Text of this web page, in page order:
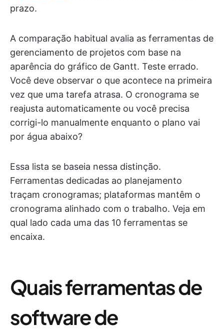
prazo.
A comparação habitual avalia as ferramentas de
gerenciamento de projetos com base na
aparência do gráfico de Gantt. Teste errado.
Você deve observar o que acontece na primeira
vez que uma tarefa atrasa. O cronograma se
reajusta automaticamente ou você precisa
corrigi-lo manualmente enquanto o plano vai
por água abaixo?
Essa lista se baseia nessa distinção.
Ferramentas dedicadas ao planejamento
traçam cronogramas; plataformas mantêm o
cronograma alinhado com o trabalho. Veja em
qual lado cada uma das 10 ferramentas se
encaixa.
Quais ferramentas de
software de